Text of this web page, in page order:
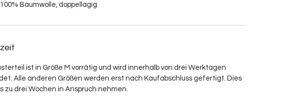
Baumwolle, doppellagig
ist in Größe M vorrätig und wird innerhalb von drei Werktagen
Alle anderen Größen werden erst nach Kaufabschluss gefertigt. Dies
zu drei Wochen in Anspruch nehmen.